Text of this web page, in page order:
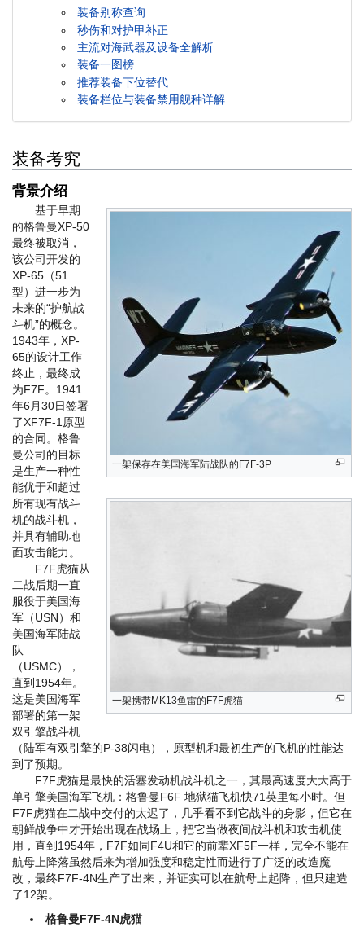
装备别称查询
秒伤和对护甲补正
主流对海武器及设备全解析
装备一图榜
推荐装备下位替代
装备栏位与装备禁用舰种详解
装备考究
背景介绍
一架保存在美国海军陆战队的F7F-3P
一架携带MK13鱼雷的F7F虎猫
基于早期
的格鲁曼XP-50
最终被取消，
该公司开发的
XP-65（51
型）进一步为
未来的“护航战
斗机”的概念。
1943年，XP-
65的设计工作
终止，最终成
为F7F。1941
年6月30日签署
了XF7F-1原型
的合同。格鲁
曼公司的目标
是生产一种性
能优于和超过
所有现有战斗
机的战斗机，
并具有辅助地
面攻击能力。
F7F虎猫从
二战后期一直
服役于美国海
军（USN）和
美国海军陆战
队
（USMC），
直到1954年。
这是美国海军
部署的第一架
双引擎战斗机
（陆军有双引擎的P-38闪电），原型机和最初生产的飞机的性能达
到了预期。
F7F虎猫是最快的活塞发动机战斗机之一，其最高速度大大高于
单引擎美国海军飞机：格鲁曼F6F 地狱猫飞机快71英里每小时。但
F7F虎猫在二战中交付的太迟了，几乎看不到它战斗的身影，但它在
朝鲜战争中才开始出现在战场上，把它当做夜间战斗机和攻击机使
用，直到1954年，F7F如同F4U和它的前辈XF5F一样，完全不能在
航母上降落虽然后来为增加强度和稳定性而进行了广泛的改造魔
改 ，最终F7F-4N生产了出来，并证实可以在航母上起降，但只建造
了12架。
格鲁曼F7F-4N虎猫